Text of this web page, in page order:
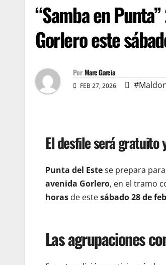
“Samba en
Gorlero este
Por Marc Garcia
FEB 27, 2026
El desfile será
Punta del Estese prepara
avenida Gorlero, en el tramo
horas de estesábado 28 de
Las agrupaciones